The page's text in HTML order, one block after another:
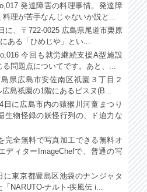
発達障害の料理事情。発達障
理が苦手なんじゃないか説と...
に、〒722-0025 広島県尾道市栗原
ある「ひめじや」とい...
今回も就労継続支援A型施設
問題点についてです。あと、...
県広島市安佐南区祇園３丁目２
島祇園の1階にあるビスヌ(B...
日に広島市内の猿猴川河童まつり
生物怪録の妖怪行列の、ド迫力な
完全無料で写真加工できる無料オ
ディターImageChefで、普通の写
に東京都豊島区池袋のナンジャタ
NARUTO-ナルト-疾風伝 i...